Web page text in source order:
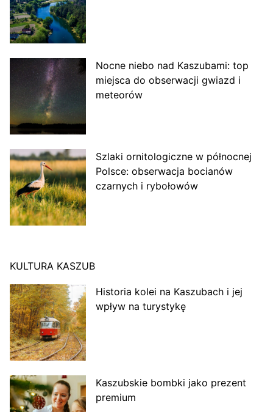
Nocne niebo nad Kaszubami: top
miejsca do obserwacji gwiazd i
meteorów
Szlaki ornitologiczne w północnej
Polsce: obserwacja bocianów
czarnych i rybołowów
KULTURA KASZUB
Historia kolei na Kaszubach i jej
wpływ na turystykę
Kaszubskie bombki jako prezent
premium